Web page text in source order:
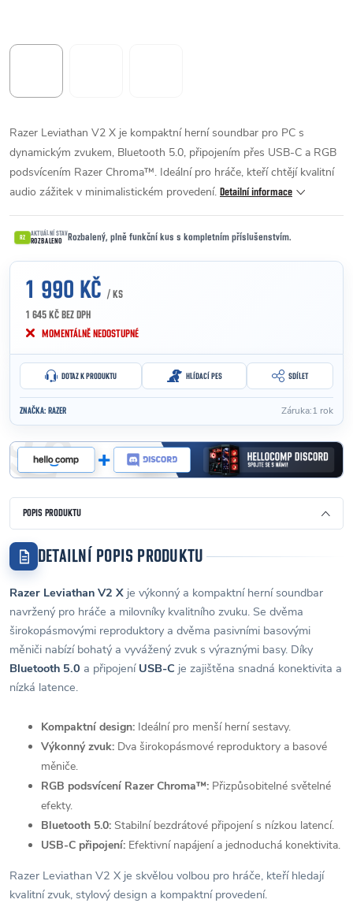
Razer Leviathan V2 X je kompaktní herní soundbar pro PC s
dynamickým zvukem, Bluetooth 5.0, připojením přes USB-C a RGB
podsvícením Razer Chroma™. Ideální pro hráče, kteří chtějí kvalitní
audio zážitek v minimalistickém provedení. Detailní informace
RZ AKTUÁLNÍ STAV
ROZBALENO Rozbalený, plně funkční kus s kompletním příslušenstvím.
1 990 KČ / KS
1 645 KČ BEZ DPH
Měrná cena:
MOMENTÁLNĚ NEDOSTUPNÉ
DOTAZ K PRODUKTU HLÍDACÍ PES SDÍLET
ZNAČKA: RAZER Záruka:1 rok
POPIS PRODUKTU
DETAILNÍ POPIS PRODUKTU
Razer Leviathan V2 X je výkonný a kompaktní herní soundbar
navržený pro hráče a milovníky kvalitního zvuku. Se dvěma
širokopásmovými reproduktory a dvěma pasivními basovými
měniči nabízí bohatý a vyvážený zvuk s výraznými basy. Díky
Bluetooth 5.0 a připojení USB-C je zajištěna snadná konektivita a
nízká latence.
Kompaktní design: Ideální pro menší herní sestavy.
Výkonný zvuk: Dva širokopásmové reproduktory a basové
měniče.
RGB podsvícení Razer Chroma™: Přizpůsobitelné světelné
efekty.
Bluetooth 5.0: Stabilní bezdrátové připojení s nízkou latencí.
USB-C připojení: Efektivní napájení a jednoduchá konektivita.
Razer Leviathan V2 X je skvělou volbou pro hráče, kteří hledají
kvalitní zvuk, stylový design a kompaktní provedení.